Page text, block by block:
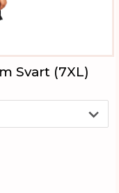
Svart (7XL)